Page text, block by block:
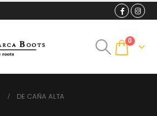
0
DE CAÑA ALTA